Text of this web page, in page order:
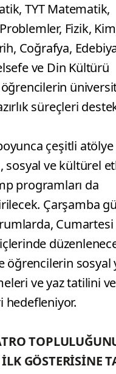
TYT Matematik,
Fizik,
Coğrafya,
ve Din Kültürü
süreçleri
çeşitli atölye
sosyal ve kültürel
programları da
Çarşamba
öğrencilerin sosyal
ve yaz tatilini
hedefleniyor.
GÖSTERİSİNE